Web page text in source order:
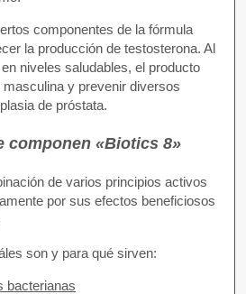
componentes de la fórmula
la producción de testosterona. Al
niveles saludables, el producto
y prevenir diversos
de próstata.
componen «Biotics 8»
de varios principios activos
por sus efectos beneficiosos
son y para qué sirven:
bacterianas